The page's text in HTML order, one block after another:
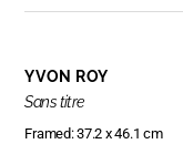
YVON ROY
Sans titre
Framed: 37.2 x 46.1 cm